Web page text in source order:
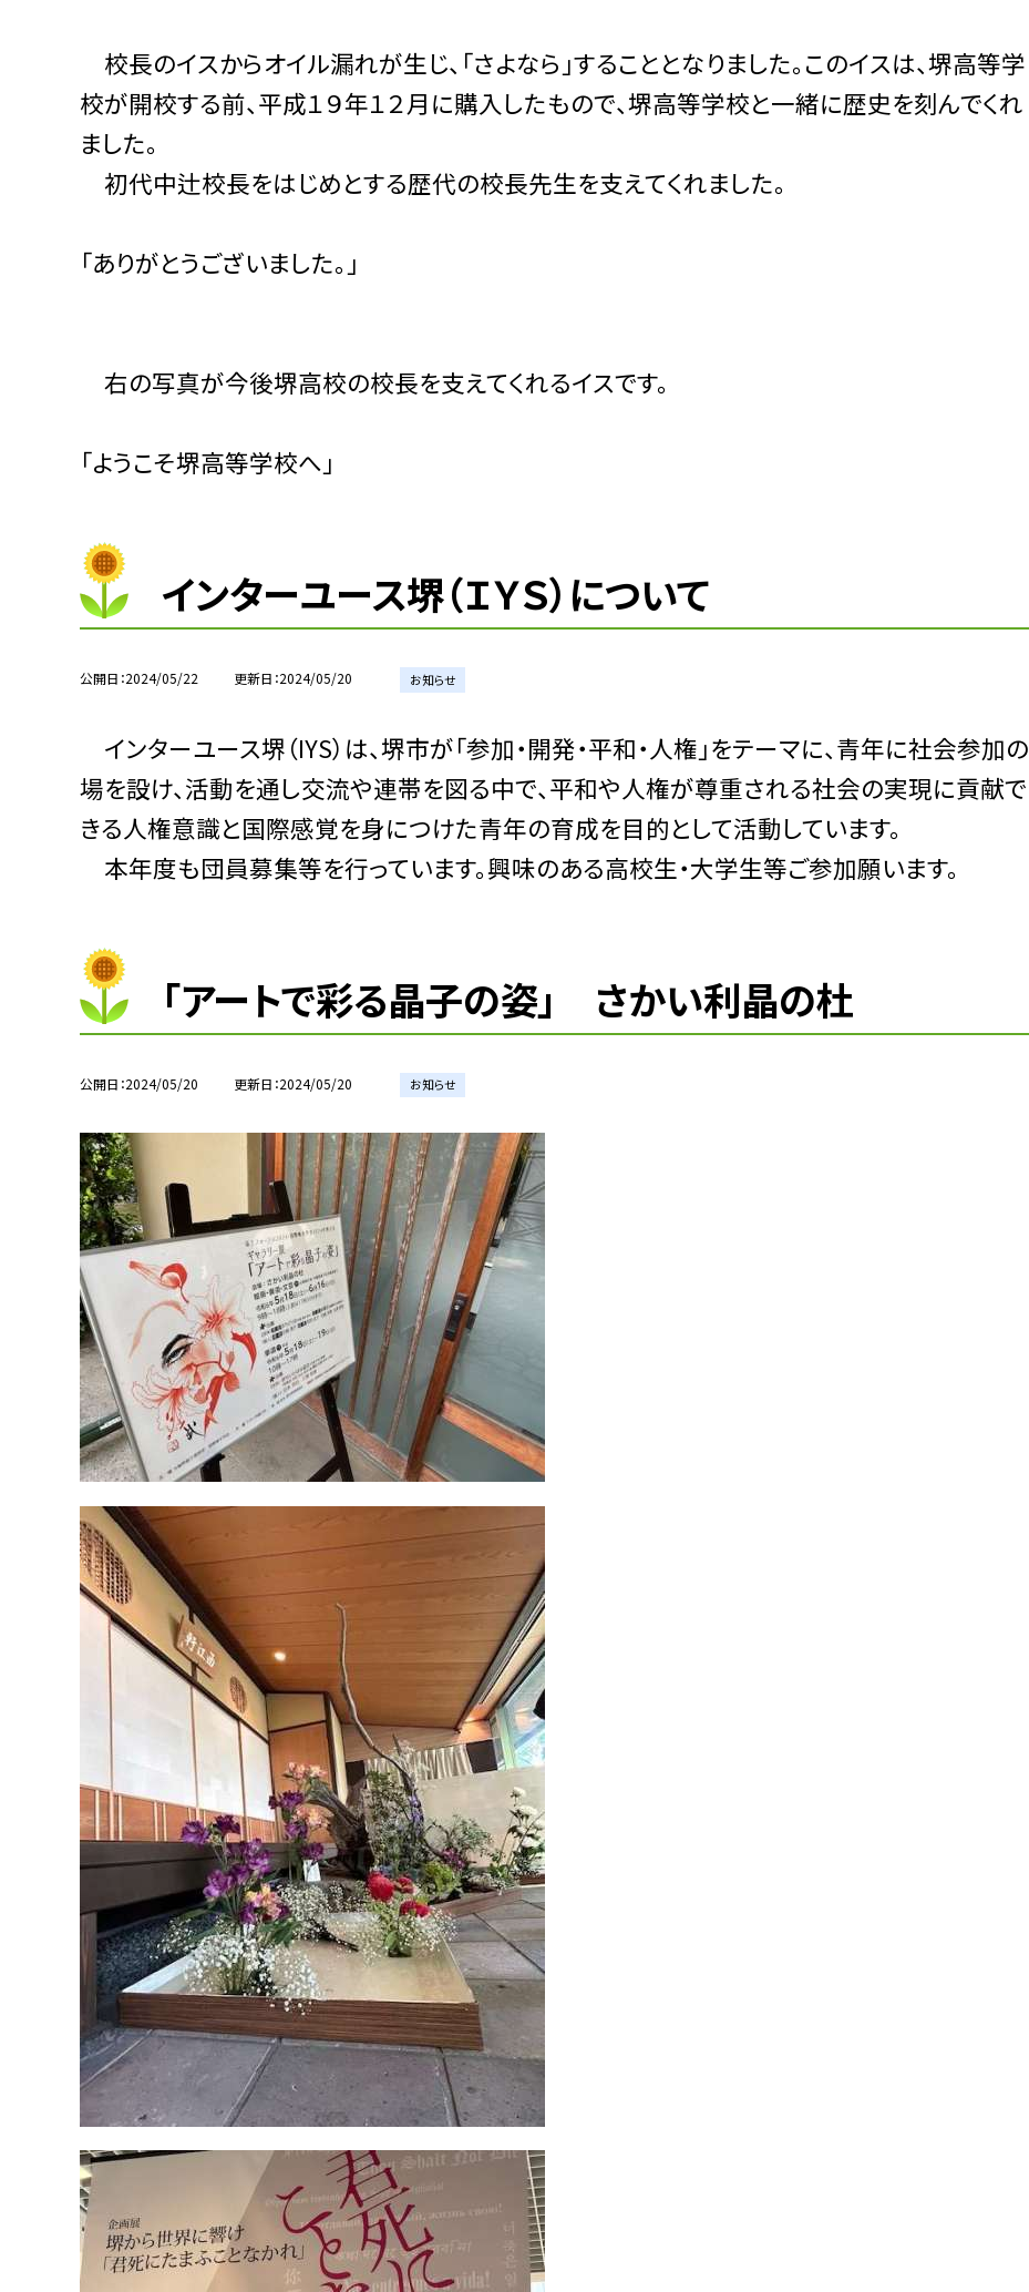
校長のイスからオイル漏れが生じ、「さよなら」することとなりました。このイスは、堺高等学
校が開校する前、平成１９年１２月に購入したもので、堺高等学校と一緒に歴史を刻んでくれ
ました。
初代中辻校長をはじめとする歴代の校長先生を支えてくれました。
「ありがとうございました。」
右の写真が今後堺高校の校長を支えてくれるイスです。
「ようこそ堺高等学校へ」
インターユース堺（ＩＹＳ）について
公開日 2024/05/22 更新日 2024/05/20 お知らせ
インターユース堺（IYS）は、堺市が「参加・開発・平和・人権」をテーマに、青年に社会参加の
場を設け、活動を通し交流や連帯を図る中で、平和や人権が尊重される社会の実現に貢献で
きる人権意識と国際感覚を身につけた青年の育成を目的として活動しています。
本年度も団員募集等を行っています。興味のある高校生・大学生等ご参加願います。
「アートで彩る晶子の姿」 さかい利晶の杜
公開日 2024/05/20 更新日 2024/05/20 お知らせ